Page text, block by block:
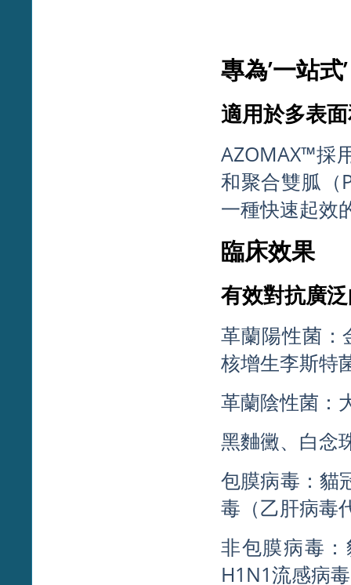
專為’一站
適用於多表
AZOMAX™採
和聚合雙胍（
一種快速起效
臨床效果
有效對抗廣
革蘭陽性菌：
核增生李斯特
革蘭陰性菌：
黑麯黴、白念
包膜病毒：貓
毒（乙肝病毒
非包膜病毒
H1N1流感病毒